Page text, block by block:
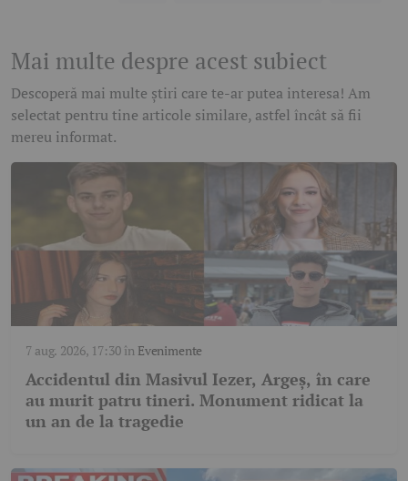
Mai multe despre acest subiect
Descoperă mai multe știri care te-ar putea interesa! Am
selectat pentru tine articole similare, astfel încât să fii
mereu informat.
7 aug. 2026, 17:30în Evenimente
Accidentul din Masivul Iezer, Argeș, în care
au murit patru tineri. Monument ridicat la
un an de la tragedie